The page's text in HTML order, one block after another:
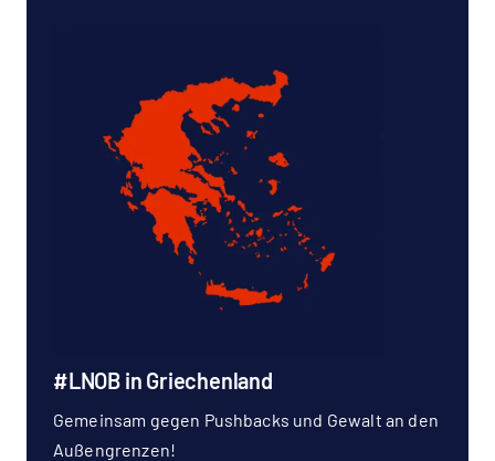
#LNOB in Griechenland
Gemeinsam gegen Pushbacks und Gewalt an den
Außengrenzen!